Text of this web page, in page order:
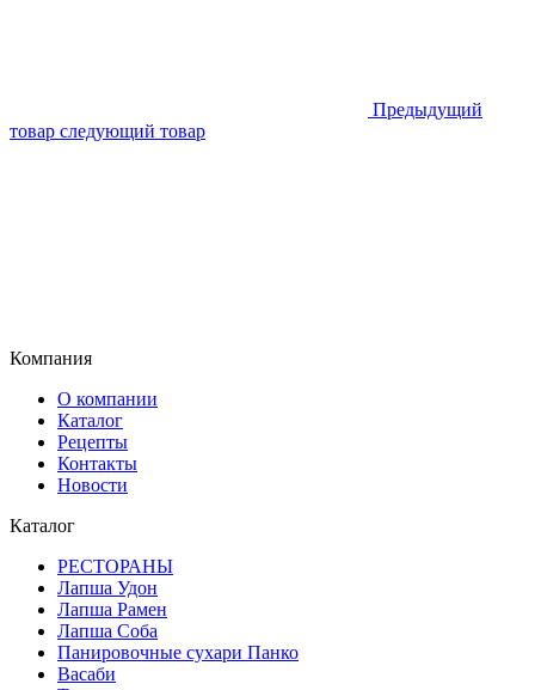
Предыдущий
товар следующий товар
Компания
О компании
Каталог
Рецепты
Контакты
Новости
Каталог
РЕСТОРАНЫ
Лапша Удон
Лапша Рамен
Лапша Соба
Панировочные сухари Панко
Васаби